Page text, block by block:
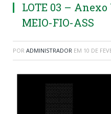
LOTE 03 –
MEIO-FIO-ASS
POR ADMINISTRADOR EM 10 DE